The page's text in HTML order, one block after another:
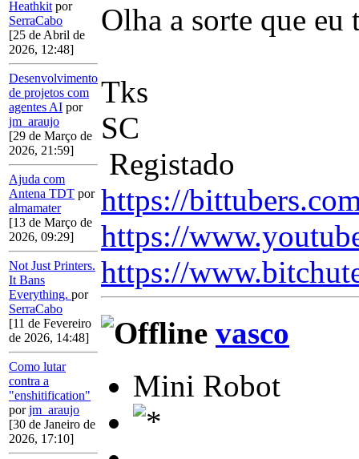
Heathkit por
SerraCabo
[25 de Abril de
2026, 12:48]
Desenvolvimento
de projetos com
agentes AI por
jm_araujo
[29 de Março de
2026, 21:59]
Ajuda com
Antena TDT por
almamater
[13 de Março de
2026, 09:29]
Not Just Printers.
It Bans
Everything. por
SerraCabo
[11 de Fevereiro
de 2026, 14:48]
Como lutar
contra a
"enshitification"
porjm_araujo
[30 de Janeiro de
2026, 17:10]
Olha a sorte que
Tks
SC
Registado
https://
https://
https://
vasco
Mini Robot